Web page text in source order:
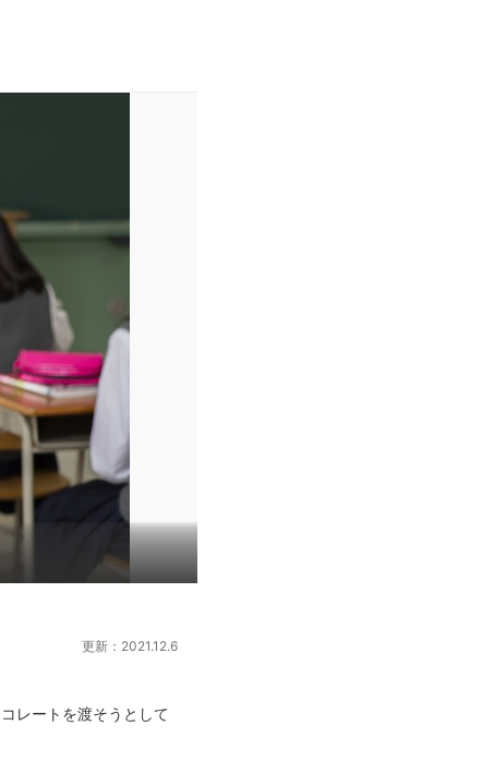
更新：2021.12.6
レートを渡そうとして